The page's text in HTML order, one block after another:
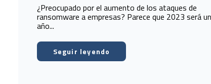
¿Preocupado por el aumento de los ataques de
ransomware a empresas? Parece que 2023 será un
año...
Seguir leyendo